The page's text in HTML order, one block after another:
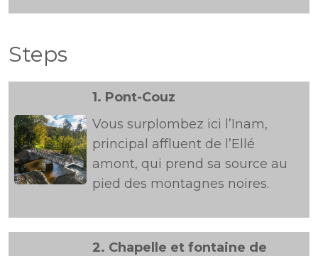
Steps
1. Pont-Couz
Vous surplombez ici l’Inam,
principal affluent de l’Ellé
amont, qui prend sa source au
pied des montagnes noires.
2. Chapelle et fontaine de